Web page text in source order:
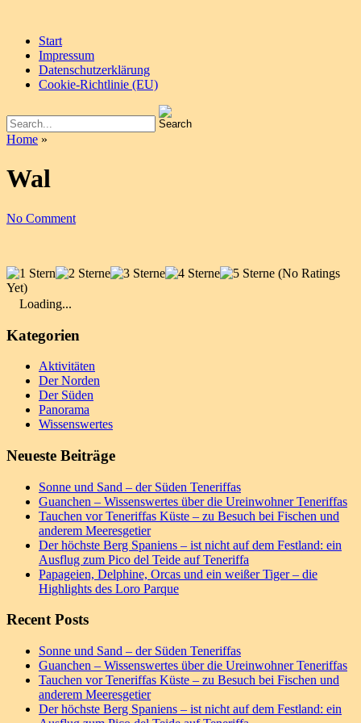
Start
Impressum
Datenschutzerklärung
Cookie-Richtlinie (EU)
Home »
Wal
No Comment
(No Ratings
Yet)
Loading...
Kategorien
Aktivitäten
Der Norden
Der Süden
Panorama
Wissenswertes
Neueste Beiträge
Sonne und Sand – der Süden Teneriffas
Guanchen – Wissenswertes über die Ureinwohner Teneriffas
Tauchen vor Teneriffas Küste – zu Besuch bei Fischen und
anderem Meeresgetier
Der höchste Berg Spaniens – ist nicht auf dem Festland: ein
Ausflug zum Pico del Teide auf Teneriffa
Papageien, Delphine, Orcas und ein weißer Tiger – die
Highlights des Loro Parque
Recent Posts
Sonne und Sand – der Süden Teneriffas
Guanchen – Wissenswertes über die Ureinwohner Teneriffas
Tauchen vor Teneriffas Küste – zu Besuch bei Fischen und
anderem Meeresgetier
Der höchste Berg Spaniens – ist nicht auf dem Festland: ein